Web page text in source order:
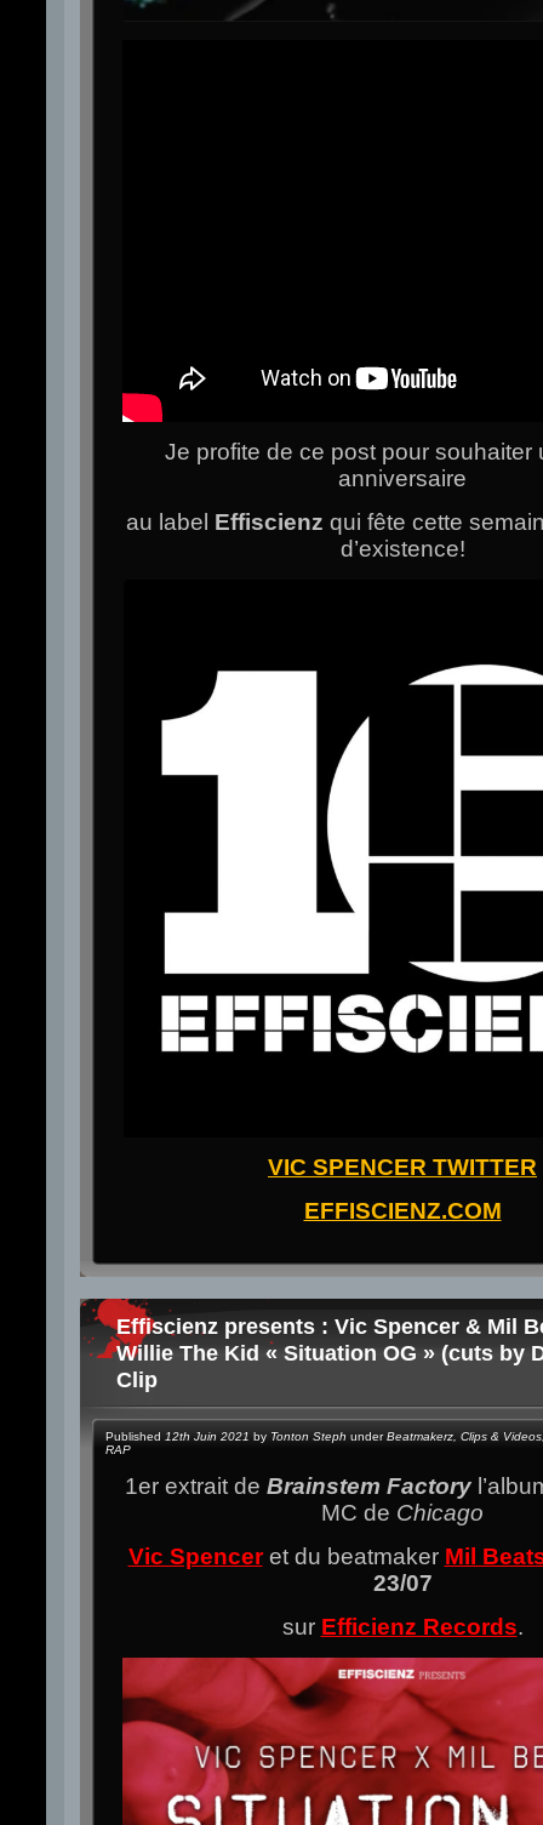
Je profite de ce post pour souhaiter
anniversaire
au label Effiscienz qui fête cette
d’existence!
VIC SPENCER TWITTER
EFFISCIENZ.COM
Effiscienz presents : Vic Spencer & Mil
Willie The Kid « Situation OG » (cuts by
Clip
Published 12th Juin 2021 by Tonton Steph underBeatmakerz Clips & Videos
RAP
1er extrait de Brainstem Factory
MC de Chicago
Vic Spenceret du beatmaker Mil
23/07
sur Efficienz Records.